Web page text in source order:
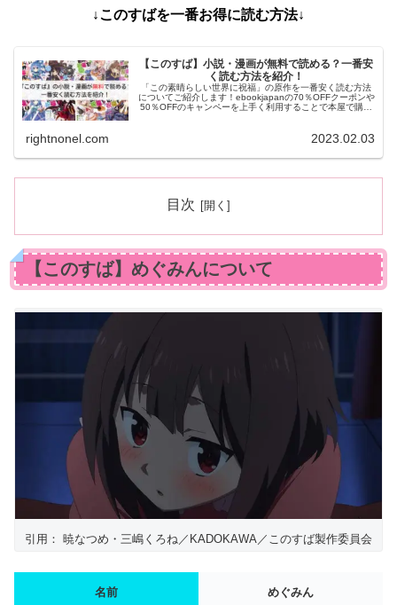
↓このすばを一番お得に読む方法↓
【このすば】小説・漫画が無料で読める？一番安
く読む方法を紹介！
「この素晴らしい世界に祝福」の原作を一番安く読む方法
についてご紹介します！ebookjapanの70％OFFクーポンや
50％OFFのキャンペーを上手く利用することで本屋で購入
rightnonel.com 2023.02.03
目次
【このすば】めぐみんについて
引用： 暁なつめ・三嶋くろね／KADOKAWA／このすば製作委員会
名前 めぐみん